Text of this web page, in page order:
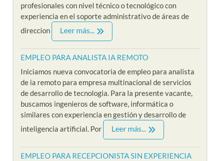
profesionales con nivel técnico o tecnológico con
experiencia en el soporte administrativo de áreas de
direccion
Leer más...
EMPLEO PARA ANALISTA IA REMOTO
Iniciamos nueva convocatoria de empleo para analista
de ia remoto para empresa multinacional de servicios
de desarrollo de tecnologia. Para la presente vacante,
buscamos ingenieros de software, informática o
similares con experiencia en gestión y desarrollo de
inteligencia artificial. Por
Leer más...
EMPLEO PARA RECEPCIONISTA SIN EXPERIENCIA